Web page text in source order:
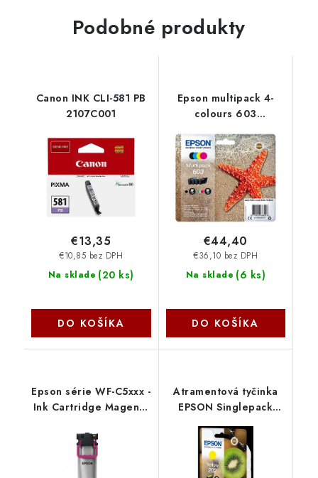
Podobné produkty
Canon INK CLI-581 PB
2107C001
Na sklade (20 ks)
€10,85 bez DPH
€13,35
DO KOŠÍKA
Epson multipack 4-
colours 603
Na sklade (6 ks)
€36,10 bez DPH
€44,40
DO KOŠÍKA
Epson série WF-C5xxx -
Ink Cartridge Magenta
Atramentová tyčinka
EPSON Singlepack
"Kiwi" Yellow 202
Claria Premium Ink 4,1
ml C13T02F44010
Epson